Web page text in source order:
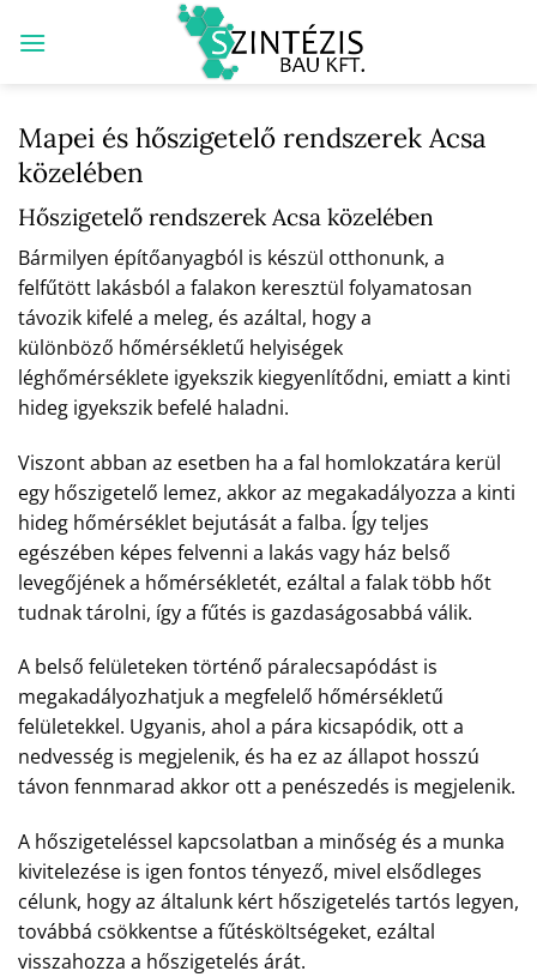
Mapei és hőszigetelő rendszerek Acsa
közelében
Hőszigetelő rendszerek Acsa közelében
Bármilyen építőanyagból is készül otthonunk, a
felfűtött lakásból a falakon keresztül folyamatosan
távozik kifelé a meleg, és azáltal, hogy a
különböző hőmérsékletű helyiségek
léghőmérséklete igyekszik kiegyenlítődni, emiatt a kinti
hideg igyekszik befelé haladni.
Viszont abban az esetben ha a fal homlokzatára kerül
egy hőszigetelő lemez, akkor az megakadályozza a kinti
hideg hőmérséklet bejutását a falba. Így teljes
egészében képes felvenni a lakás vagy ház belső
levegőjének a hőmérsékletét, ezáltal a falak több hőt
tudnak tárolni, így a fűtés is gazdaságosabbá válik.
A belső felületeken történő páralecsapódást is
megakadályozhatjuk a megfelelő hőmérsékletű
felületekkel. Ugyanis, ahol a pára kicsapódik, ott a
nedvesség is megjelenik, és ha ez az állapot hosszú
távon fennmarad akkor ott a penészedés is megjelenik.
A hőszigeteléssel kapcsolatban a minőség és a munka
kivitelezése is igen fontos tényező, mivel elsődleges
célunk, hogy az általunk kért hőszigetelés tartós legyen,
továbbá csökkentse a fűtésköltségeket, ezáltal
visszahozza a hőszigetelés árát.